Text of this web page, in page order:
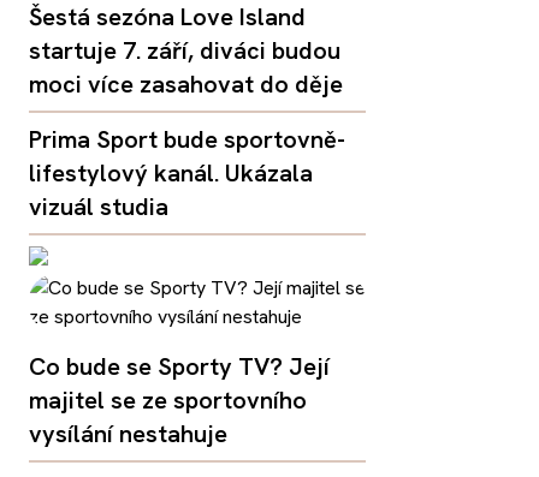
Šestá sezóna Love Island
startuje 7. září, diváci budou
moci více zasahovat do děje
Prima Sport bude sportovně-
lifestylový kanál. Ukázala
vizuál studia
Co bude se Sporty TV? Její
majitel se ze sportovního
vysílání nestahuje